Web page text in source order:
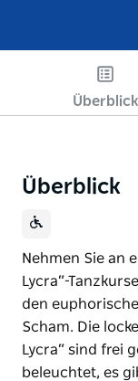
Überblick
Überblick
Nehmen Sie an
Lycra“-
den
Scham. Die
Lycra“ sind frei
beleuchtet, es